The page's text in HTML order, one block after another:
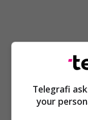
Telegrafi
your